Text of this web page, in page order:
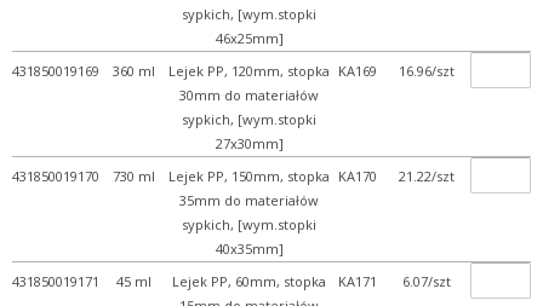
sypkich, [wym.stopki
46x25mm]
431850019169 360 ml
Lejek PP, 120mm, stopka
30mm do materiałów
sypkich, [wym.stopki
27x30mm]
KA169 16.96/szt
431850019170 730 ml
Lejek PP, 150mm, stopka
35mm do materiałów
sypkich, [wym.stopki
40x35mm]
KA170 21.22/szt
431850019171 45 ml
Lejek PP, 60mm, stopka
KA171 6.07/szt